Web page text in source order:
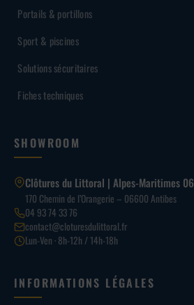
Portails & portillons
Sport & piscines
Solutions sécuritaires
Fiches techniques
SHOWROOM
Clôtures du Littoral | Alpes-Maritimes 06
170 Chemin de l’Orangerie – 06600 Antibes
04 93 74 33 76
contact@cloturesdulittoral.fr
Lun-Ven · 8h-12h / 14h-18h
INFORMATIONS LÉGALES